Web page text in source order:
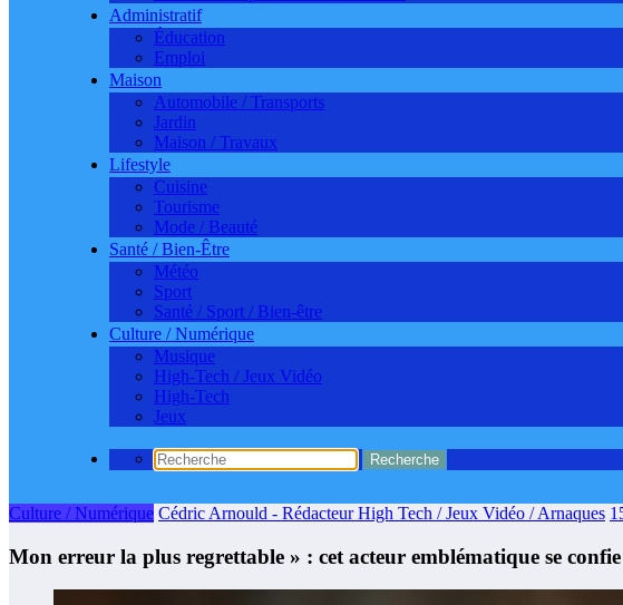
Administratif
Éducation
Emploi
Maison
Automobile / Transports
Jardin
Maison / Travaux
Lifestyle
Cuisine
Tourisme
Mode / Beauté
Santé / Bien-Être
Météo
Sport
Santé / Sport / Bien-être
Culture / Numérique
Musique
High-Tech / Jeux Vidéo
High-Tech
Jeux
Culture / Numérique Cédric Arnould - Rédacteur High Tech / Jeux Vidéo / Arnaques
Mon erreur la plus regrettable » : cet acteur emblématique se